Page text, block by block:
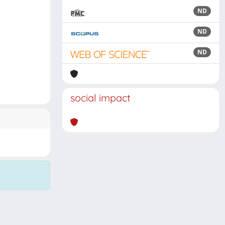
ND
ND
ND
social impact